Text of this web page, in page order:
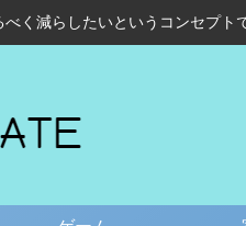
く減らしたいというコンセプト